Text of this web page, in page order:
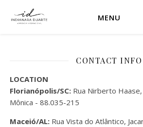
MENU
CONTACT INFO
LOCATION
Florianópolis/SC: Rua Nirberto Haase,
Mônica - 88.035-215
Maceió/AL: Rua Vista do Atlântico,